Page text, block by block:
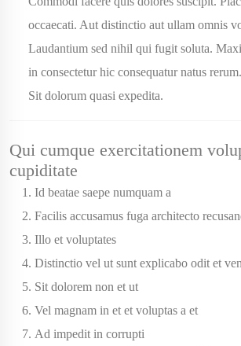
occaecati. Aut distinctio aut ullam omnis
Laudantium sed nihil qui fugit soluta.
in consectetur hic consequatur natus
Sit dolorum quasi expedita.
Qui cumque exercitationem
cupiditate
Id beatae saepe numquam a
Facilis accusamus fuga architecto
Illo et voluptates
Distinctio vel ut sunt explicabo odit et
Sit dolorem non et ut
Vel magnam in et et voluptas a et
Ad impedit in corrupti